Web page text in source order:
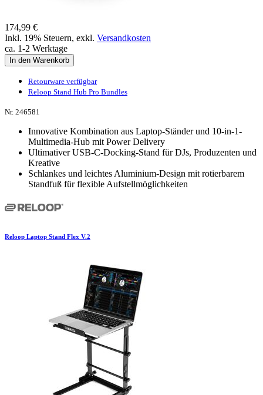
174,99 €
Inkl. 19% Steuern, exkl. Versandkosten
ca. 1-2 Werktage
In den Warenkorb
Retourware verfügbar
Reloop Stand Hub Pro Bundles
Nr. 246581
Innovative Kombination aus Laptop-Ständer und 10-in-1-
Multimedia-Hub mit Power Delivery
Ultimativer USB-C-Docking-Stand für DJs, Produzenten und
Kreative
Schlankes und leichtes Aluminium-Design mit rotierbarem
Standfuß für flexible Aufstellmöglichkeiten
Reloop Laptop Stand Flex V.2